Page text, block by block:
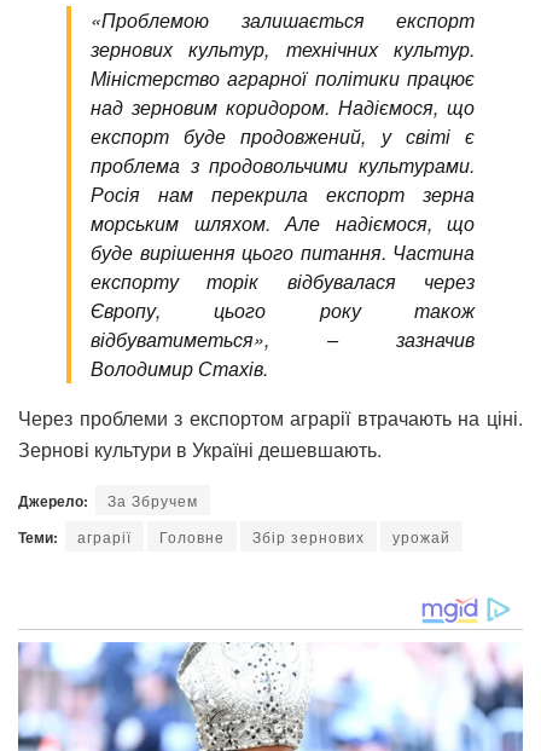
«Проблемою залишається експорт
зернових культур, технічних культур.
Міністерство аграрної політики працює
над зерновим коридором. Надіємося, що
експорт буде продовжений, у світі є
проблема з продовольчими культурами.
Росія нам перекрила експорт зерна
морським шляхом. Але надіємося, що
буде вирішення цього питання. Частина
експорту торік відбувалася через
Європу, цього року також
відбуватиметься», – зазначив
Володимир Стахів.
Через проблеми з експортом аграрії втрачають на ціні.
Зернові культури в Україні дешевшають.
Джерело: За Збручем
Теми: аграрії Головне Збір зернових урожай